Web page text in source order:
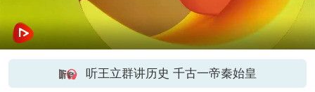
听王立群讲历史 千古一帝秦始皇